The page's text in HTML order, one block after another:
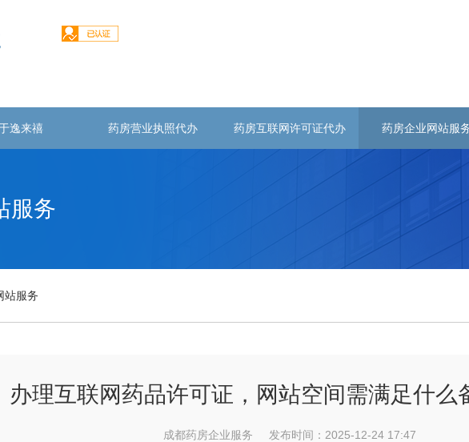
逸来禧 药房营业执照代办 药房互联网许可证代办 药房企业网站服
服务
站服务
办理互联网药品许可证，网站空间需满足什么
成都药房企业服务 发布时间：2025-12-24 17:47